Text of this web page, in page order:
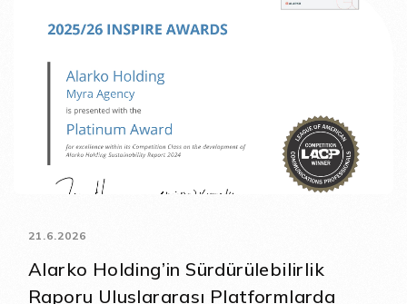
21.6.2026
Alarko Holding’in Sürdürülebilirlik
Raporu Uluslararası Platformlarda